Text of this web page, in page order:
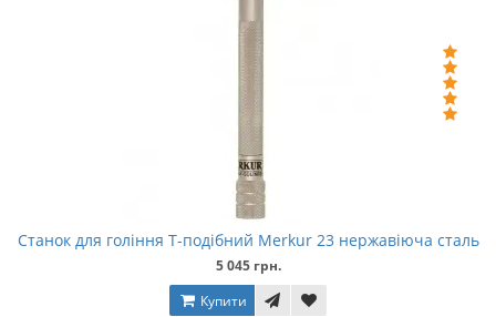
Станок для гоління Т-подібний Merkur 23 нержавіюча сталь
5 045 грн.
Купити